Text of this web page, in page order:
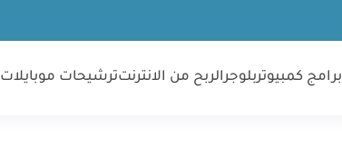
برامج كمبيوتربلوجرالربح من الانترنتترشيحات موبايلات